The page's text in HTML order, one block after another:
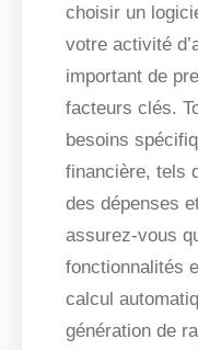
choisir un
votre activité
important de
facteurs clés.
besoins
financière, tels
des dépenses
assurez-vous
fonctionnalités
calcul
génération de